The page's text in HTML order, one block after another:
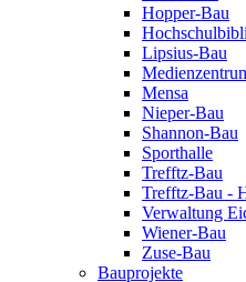
Hopper-Bau
Lipsius-Bau
Mensa
Nieper-Bau
Shannon-Bau
Sporthalle
Trefftz-Bau
Trefftz-Bau -
Verwaltung
Wiener-Bau
Zuse-Bau
Bauprojekte